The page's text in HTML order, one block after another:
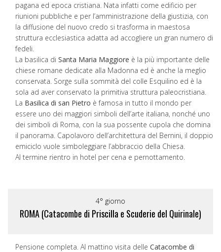
pagana ed epoca cristiana. Nata infatti come edificio per
riunioni pubbliche e per l’amministrazione della giustizia, con
la diffusione del nuovo credo si trasforma in maestosa
struttura ecclesiastica adatta ad accogliere un gran numero di
fedeli.
La basilica di Santa Maria Maggiore è la più importante delle
chiese romane dedicate alla Madonna ed è anche la meglio
conservata. Sorge sulla sommità del colle Esquilino ed è la
sola ad aver conservato la primitiva struttura paleocristiana.
La Basilica di san Pietro è famosa in tutto il mondo per
essere uno dei maggiori simboli dell’arte italiana, nonché uno
dei simboli di Roma, con la sua possente cupola che domina
il panorama. Capolavoro dell’architettura del Bernini, il doppio
emiciclo vuole simboleggiare l’abbraccio della Chiesa.
Al termine rientro in hotel per cena e pernottamento.
4° giorno
ROMA (Catacombe di Priscilla e Scuderie del Quirinale)
Pensione completa. Al mattino visita delle Catacombe di